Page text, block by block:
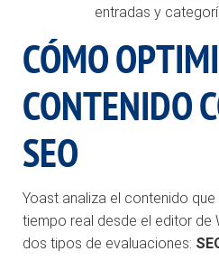
entradas y
CÓMO
CONTENIDO
SEO
Yoast analiza el contenido
tiempo real desde el editor de
dos tipos de evaluaciones: